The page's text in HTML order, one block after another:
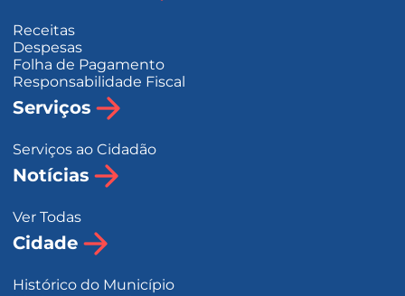
Receitas
Despesas
Folha de Pagamento
Responsabilidade Fiscal
Serviços
Serviços ao Cidadão
Notícias
Ver Todas
Cidade
Histórico do Município